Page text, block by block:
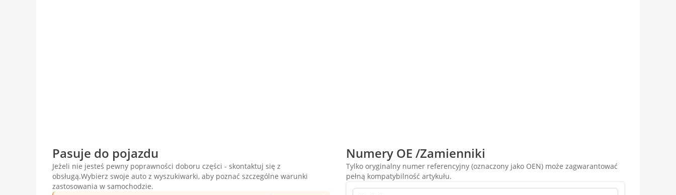
Pasuje do pojazdu
Jeżeli nie jesteś pewny poprawności doboru części - skontaktuj się z
obsługą.Wybierz swoje auto z wyszukiwarki, aby poznać szczególne warunki
zastosowania w samochodzie.
Numery OE /Zamienniki
Tylko oryginalny numer referencyjny (oznaczony jako OEN) może zagwarantować
pełną kompatybilność artykułu.